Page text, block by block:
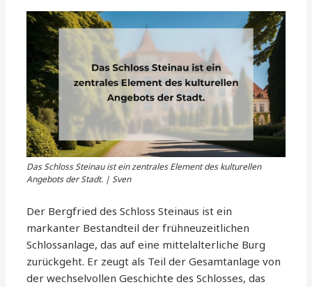
Das Schloss Steinau ist ein zentrales Element des kulturellen
Angebots der Stadt. | Sven
Der Bergfried des Schloss Steinaus ist ein
markanter Bestandteil der frühneuzeitlichen
Schlossanlage, das auf eine mittelalterliche Burg
zurückgeht. Er zeugt als Teil der Gesamtanlage von
der wechselvollen Geschichte des Schlosses, das